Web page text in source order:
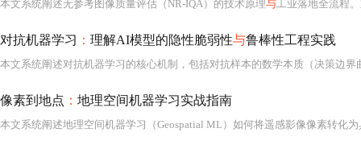
本文系统阐述无参考图像质量评估（NR-IQA）的技术原理与工业落地全流程
对抗机器学习 ： 理解AI模型的隐性脆弱性与鲁棒性工程实践
像素到地点 ： 地理空间机器学习实战指南
本文系统阐述地理空间机器学习（Geospatial ML）如何将遥感影像像素转化